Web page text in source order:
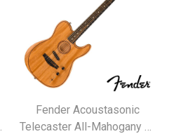
Fender Acoustasonic
Telecaster All-Mahogany 電